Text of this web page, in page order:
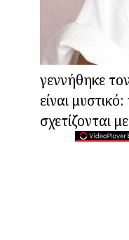
γεννήθηκε
είναι
σχετίζονται